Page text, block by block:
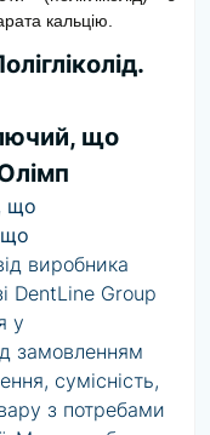
кальцію.
що
що
що
виробника
DentLine Group
у
замовленням
сумісність,
з потребами